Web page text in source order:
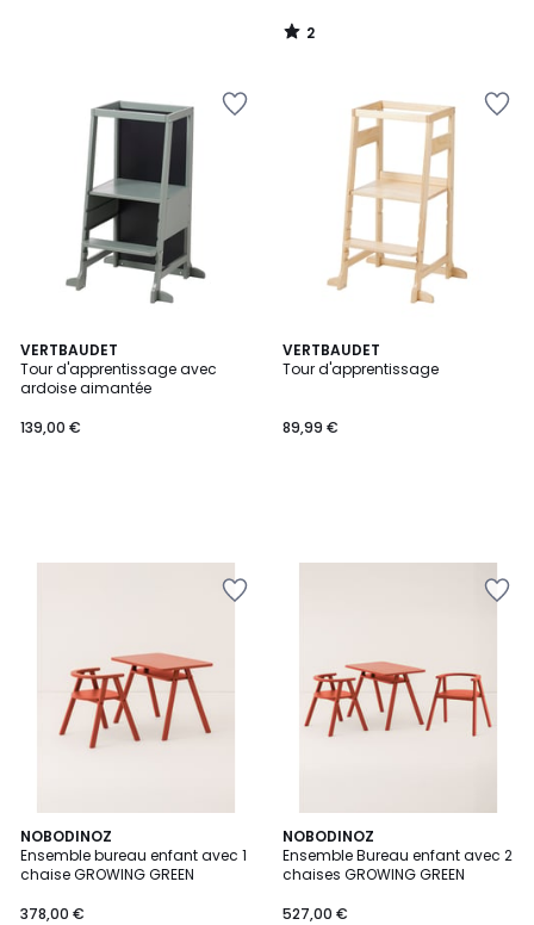
2
/
VERTBAUDET
Tour d'apprentissage avec
ardoise aimantée
139,00 €
VERTBAUDET
Tour d'apprentissage
89,99 €
NOBODINOZ
Ensemble bureau enfant avec 1
chaise GROWING GREEN
378,00 €
2
Couleurs
NOBODINOZ
Ensemble Bureau enfant avec 2
chaises GROWING GREEN
527,00 €
2
Couleurs